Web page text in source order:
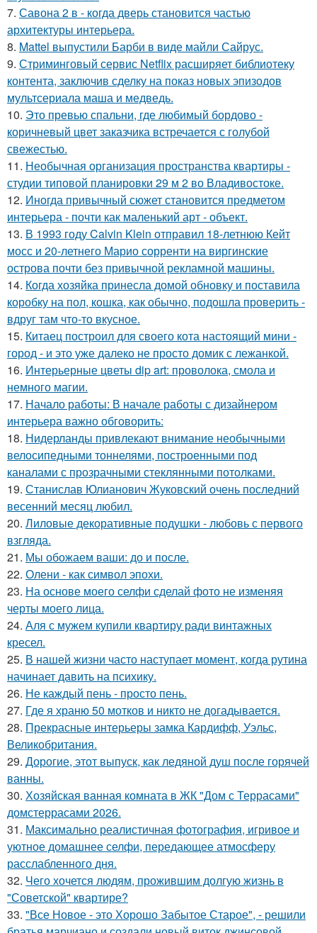
7. Савона 2 в - когда дверь становится частью
архитектуры интерьера.
8. Mattel выпустили Барби в виде майли Сайрус.
9. Стриминговый сервис Netflix расширяет библиотеку
контента, заключив сделку на показ новых эпизодов
мультсериала маша и медведь.
10. Это превью спальни, где любимый бордово -
коричневый цвет заказчика встречается с голубой
свежестью.
11. Необычная организация пространства квартиры -
студии типовой планировки 29 м 2 во Владивостоке.
12. Иногда привычный сюжет становится предметом
интерьера - почти как маленький арт - объект.
13. В 1993 году Calvin Klein отправил 18-летнюю Кейт
мосс и 20-летнего Марио сорренти на виргинские
острова почти без привычной рекламной машины.
14. Когда хозяйка принесла домой обновку и поставила
коробку на пол, кошка, как обычно, подошла проверить -
вдруг там что-то вкусное.
15. Китаец построил для своего кота настоящий мини -
город - и это уже далеко не просто домик с лежанкой.
16. Интерьерные цветы dip art: проволока, смола и
немного магии.
17. Начало работы: В начале работы с дизайнером
интерьера важно обговорить:
18. Нидерланды привлекают внимание необычными
велосипедными тоннелями, построенными под
каналами с прозрачными стеклянными потолками.
19. Станислав Юлианович Жуковский очень последний
весенний месяц любил.
20. Лиловые декоративные подушки - любовь с первого
взгляда.
21. Мы обожаем ваши: до и после.
22. Олени - как символ эпохи.
23. На основе моего селфи сделай фото не изменяя
черты моего лица.
24. Аля с мужем купили квартиру ради винтажных
кресел.
25. В нашей жизни часто наступает момент, когда рутина
начинает давить на психику.
26. Не каждый пень - просто пень.
27. Где я храню 50 мотков и никто не догадывается.
28. Прекрасные интерьеры замка Кардифф, Уэльс,
Великобритания.
29. Дорогие, этот выпуск, как ледяной душ после горячей
ванны.
30. Хозяйская ванная комната в ЖК "Дом с Террасами"
домстеррасами 2026.
31. Максимально реалистичная фотография, игривое и
уютное домашнее селфи, передающее атмосферу
расслабленного дня.
32. Чего хочется людям, прожившим долгую жизнь в
"Советской" квартире?
33. "Все Новое - это Хорошо Забытое Старое", - решили